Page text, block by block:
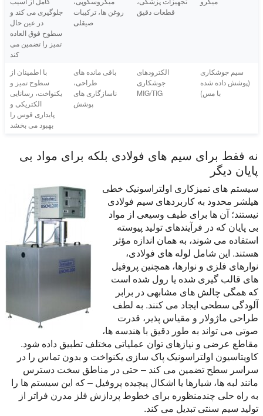
قطعات دقیق
روغن ها، ترکیبات
صیقلی
جلوگیری می کند و
در عین حال
سطوح فوق العاده
تمیز را تضمین می
کند
سیم جوشکاری
(پوشش داده شده
با مس)
الکترودهای
جوشکاری
MIG/TIG
باقی مانده های
طراحی،
ناسازگاری های
پوشش
با اطمینان از
سطوح تمیز و
یکنواخت، رسانایی
الکتریکی و
پایداری قوس را
بهبود می بخشد
نه فقط برای سیم های فولادی بلکه برای مواد بی
پایان دیگر
سیستم های تمیزکاری اولتراسونیک خطی
هیلشر محدود به کاربردهای سیم فولادی
نیستند؛ آن ها برای طیف وسیعی از مواد
بی پایان که در فرآیندهای تولید پیوسته
استفاده می شوند، به همان اندازه مؤثر
هستند. این شامل لوله های فولادی،
نوارهای فلزی و نوارها، همچنین پروفیل
های قالب گیری شده یا رول شده است
که همگی چالش های مشابهی در برابر
آلودگی سطحی ایجاد می کنند. به لطف
طراحی ماژولار و مقیاس پذیر، قدرت
صوتی می تواند به طور دقیق با هندسه ها،
مقاطع عرضی و نیازهای توان عملیاتی مختلف تطبیق داده شود.
کاویتاسیون اولتراسونیک پاک سازی یکنواخت و بدون تماس را در
سراسر سطح تضمین می کند – حتی در مناطق سخت دسترس
مانند لبه ها، شیارها یا اشکال پیچیده پروفیل – که این سیستم ها را
به راه حلی چندمنظوره برای خطوط پردازش فلز مدرن فراتر از
تولید سیم سنتی تبدیل می کند.